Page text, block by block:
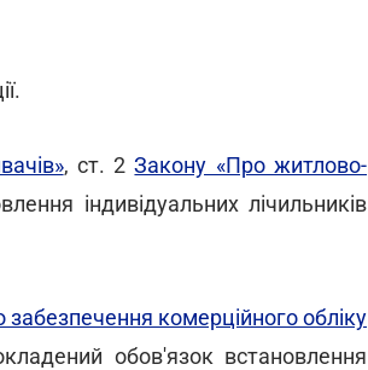
, ст. 2Закону «Про житлово-
індивідуальних лічильників
комерційного обліку
обов'язок встановлення